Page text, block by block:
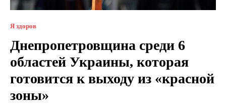
Я здоров
Днепропетровщина среди 6
областей Украины, которая
готовится к выходу из «красной
зоны»